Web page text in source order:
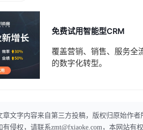
免费试用智能型CRM
覆盖营销、销售、服务全
的数字化转型。
章文字内容来自第三方投稿，版权归原始作
有侵权，请联系zmt@fxiaoke.com，本网站有